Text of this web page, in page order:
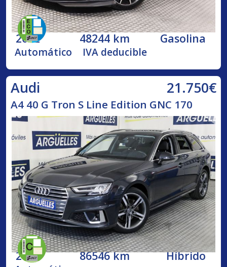
2022 48244 km Gasolina
Automático IVA deducible
Audi 21.750€
A4 40 G Tron S Line Edition GNC 170
2020 86546 km Híbrido